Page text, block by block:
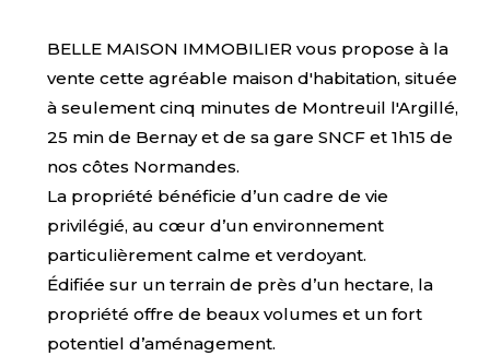
BELLE MAISON IMMOBILIER vous propose à la
vente cette agréable maison d'habitation, située
à seulement cinq minutes de Montreuil l'Argillé,
25 min de Bernay et de sa gare SNCF et 1h15 de
nos côtes Normandes.
La propriété bénéficie d’un cadre de vie
privilégié, au cœur d’un environnement
particulièrement calme et verdoyant.
Édifiée sur un terrain de près d’un hectare, la
propriété offre de beaux volumes et un fort
potentiel d’aménagement.